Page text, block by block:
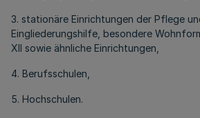
3. stationäre Einrichtungen der Pflege
Eingliederungshilfe, besondere
XII sowie ähnliche Einrichtungen,
4. Berufsschulen,
5. Hochschulen.